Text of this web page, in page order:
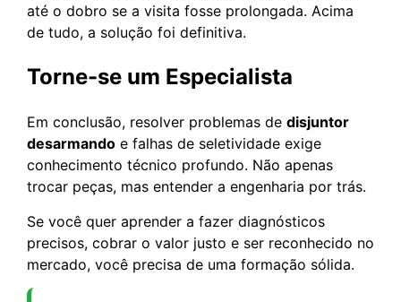
até o dobro se a visita fosse prolongada. Acima
de tudo, a solução foi definitiva.
Torne-se um Especialista
Em conclusão, resolver problemas de disjuntor
desarmando e falhas de seletividade exige
conhecimento técnico profundo. Não apenas
trocar peças, mas entender a engenharia por trás.
Se você quer aprender a fazer diagnósticos
precisos, cobrar o valor justo e ser reconhecido no
mercado, você precisa de uma formação sólida.